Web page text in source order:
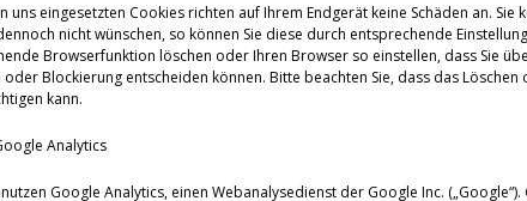
uns eingesetzten Cookies richten auf Ihrem Endgerät keine Schäden an.
nicht wünschen, so können Sie diese durch entsprechende
Browserfunktion löschen oder Ihren Browser so einstellen, dass Sie
oder Blockierung entscheiden können. Bitte beachten Sie, dass das
kann.
Analytics
Google Analytics, einen Webanalysedienst der Google Inc.